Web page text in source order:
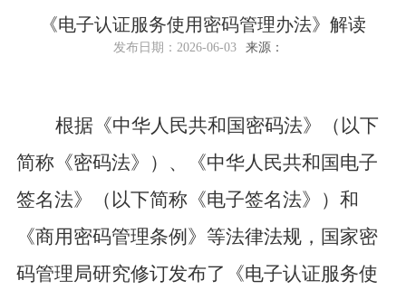
《电子认证服务使用密码管理办法》解读
发布日期： 2026-06-03 来源：
根据《中华人民共和国密码法》（以下
简称《密码法》）、《中华人民共和国电子
签名法》（以下简称《电子签名法》）和
《商用密码管理条例》等法律法规，国家密
码管理局研究修订发布了《电子认证服务使